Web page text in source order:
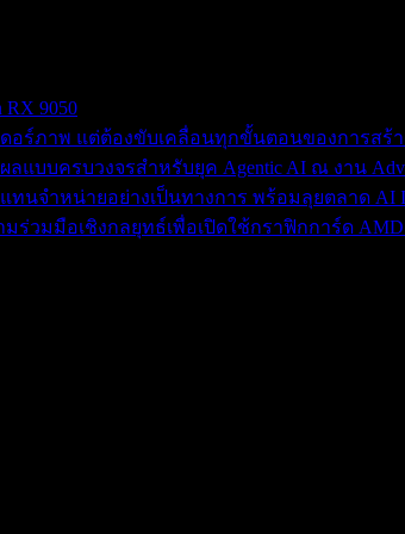
9050
อร์ภาพ แต่ต้องขับเคลื่อนทุกขั้นตอนของการสร้
แบบครบวงจรสำหรับยุค Agentic AI ณ งาน
วแทนจำหน่ายอย่างเป็นทางการ พร้อมลุยตลาด
ร่วมมือเชิงกลยุทธ์เพื่อเปิดใช้กราฟิกการ์ด AMD